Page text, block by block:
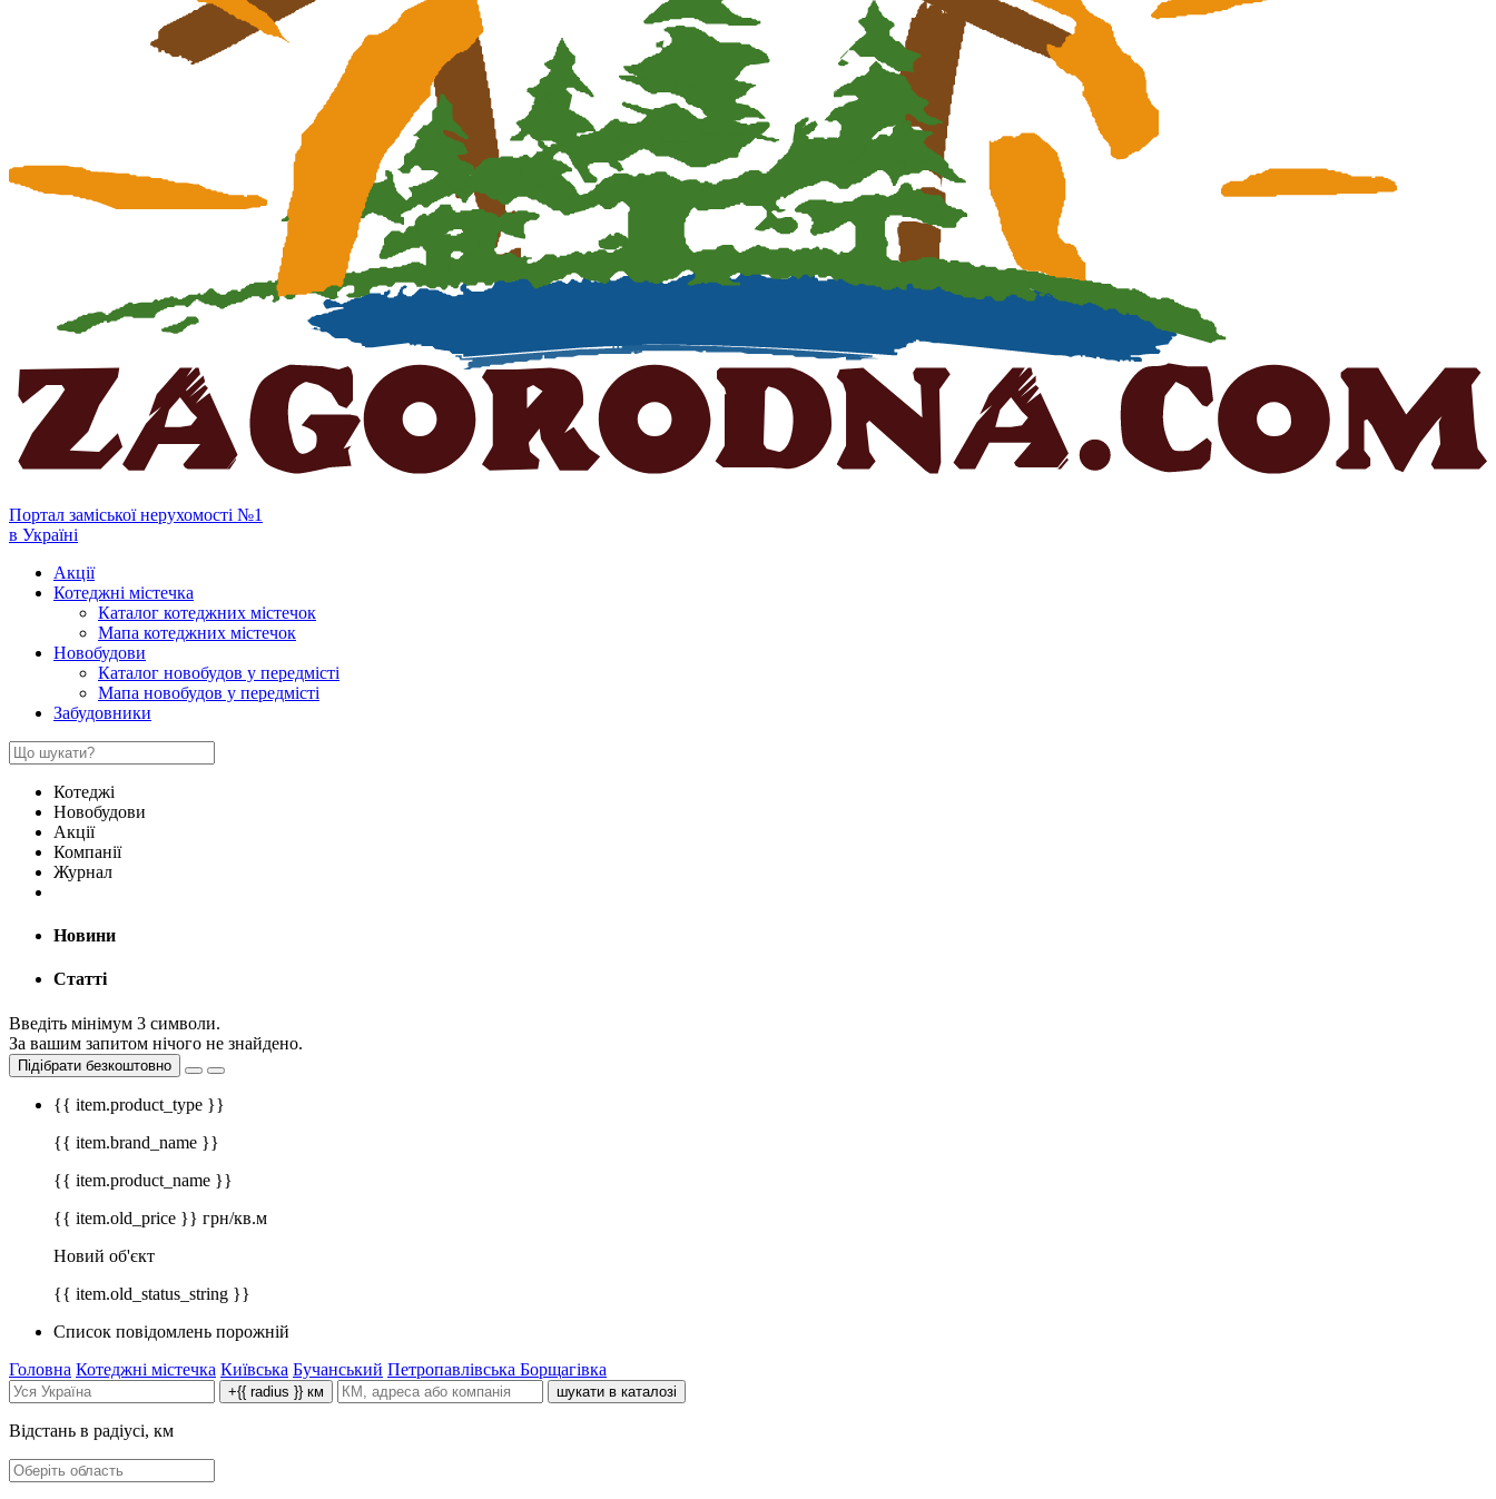
Портал заміської нерухомості №1
в Україні
Акції
Котеджні містечка
Каталог котеджних містечок
Мапа котеджних містечок
Новобудови
Каталог новобудов у передмісті
Мапа новобудов у передмісті
Забудовники
Котеджі
Новобудови
Акції
Компанії
Журнал
Новини
Статті
Введіть мінімум 3 символи.
За вашим запитом нічого не знайдено.
Підібрати безкоштовно
{{ item.product_type }}
{{ item.brand_name }}
{{ item.product_name }}
{{ item.old_price }} грн/кв.м
Новий об'єкт
{{ item.old_status_string }}
Список повідомлень порожній
Головна Котеджні містечка Київська Бучанський Петропавлівська Борщагівка
+{{ radius }} км шукати в каталозі
Відстань в радіусі, км